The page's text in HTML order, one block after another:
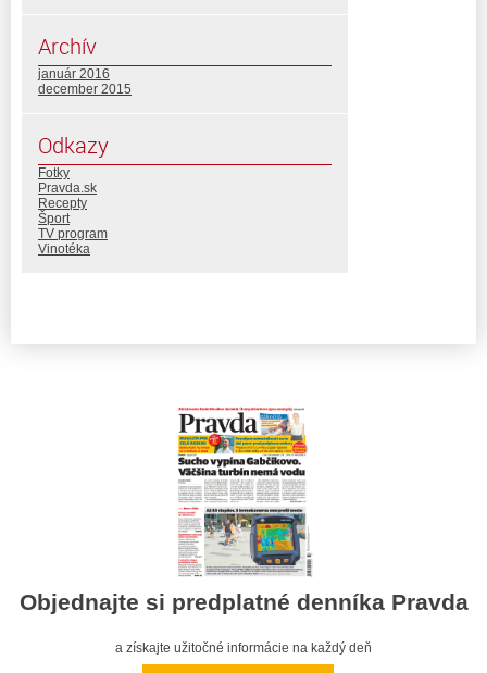
Archív
január 2016
december 2015
Odkazy
Fotky
Pravda.sk
Recepty
Šport
TV program
Vinotéka
Objednajte si predplatné denníka Pravda
a získajte užitočné informácie na každý deň